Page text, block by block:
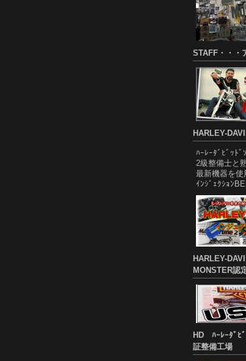
STAFF・・・
HARLEY-
ﾊｰﾚｰﾀﾞﾋﾞｯﾄ
2級整備士と
最新機器を使
ｲﾝｼﾞｪｸｼｮﾝ
HARLEY-
MONSTER認
HD ﾊｰﾚｰﾀﾞﾋ
証整備工場